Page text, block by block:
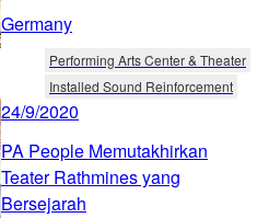
Germany
Performing Arts Center & Theater
Installed Sound Reinforcement
24/9/2020
PA People Memutakhirkan
Teater Rathmines yang
Bersejarah